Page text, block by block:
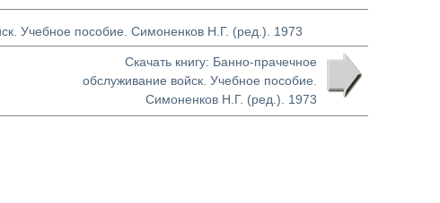
Учебное пособие. Симоненков Н.Г. (ред.). 1973
Скачать книгу: Банно-прачечное
обслуживание войск. Учебное пособие.
Симоненков Н.Г. (ред.). 1973